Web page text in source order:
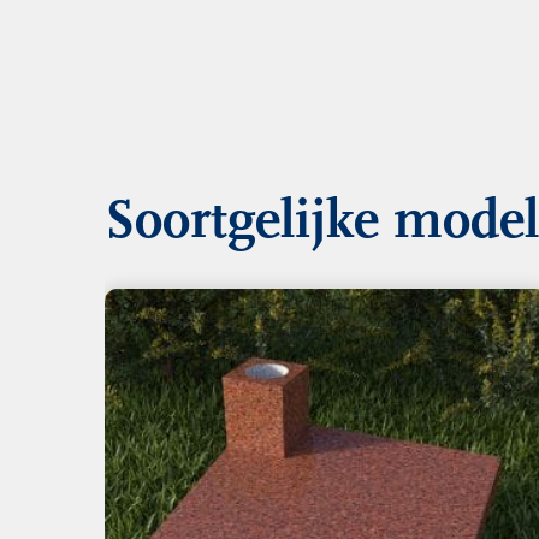
Soortgelijke